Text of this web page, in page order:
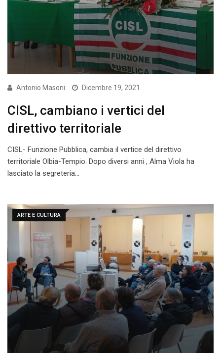
Antonio Masoni Dicembre 19, 2021
CISL, cambiano i vertici del
direttivo territoriale
CISL- Funzione Pubblica, cambia il vertice del direttivo
territoriale Olbia-Tempio. Dopo diversi anni , Alma Viola ha
lasciato la segreteria…
ARTE E CULTURA